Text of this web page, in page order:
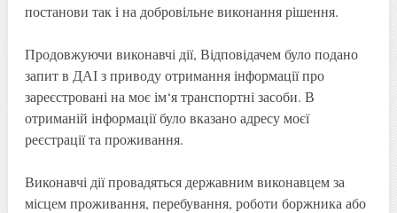
постанови так і на добровільне виконання рішення.
Продовжуючи виконавчі дії, Відповідачем було подано
запит в ДАІ з приводу отримання інформації про
зареєстровані на моє ім‘я транспортні засоби. В
отриманій інформації було вказано адресу моєї
реєстрації та проживання.
Виконавчі дії провадяться державним виконавцем за
місцем проживання, перебування, роботи боржника або